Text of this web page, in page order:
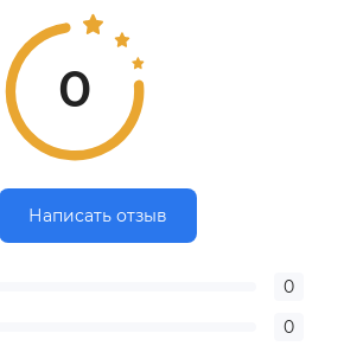
0
Написать отзыв
0
0